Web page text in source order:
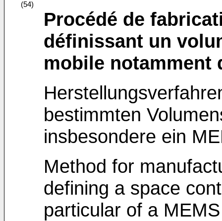
(54)
Procédé de
définissant un
mobile notamment
bestimmten
insbesondere ein
Method for
defining a space
particular of a MEMS